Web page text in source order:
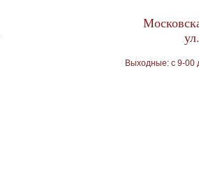
Выходные: с 9-00